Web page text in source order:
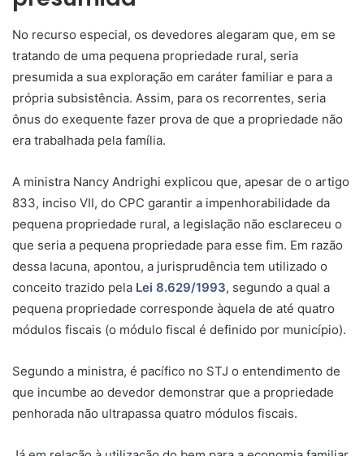
No recurso especial, os devedores alegaram que, em se
tratando de uma pequena propriedade rural, seria
presumida a sua exploração em caráter familiar e para a
própria subsistência. Assim, para os recorrentes, seria
ônus do exequente fazer prova de que a propriedade não
era trabalhada pela família.
A ministra Nancy Andrighi explicou que, apesar de o artigo
833, inciso VII, do CPC garantir a impenhorabilidade da
pequena propriedade rural, a legislação não esclareceu o
que seria a pequena propriedade para esse fim. Em razão
dessa lacuna, apontou, a jurisprudência tem utilizado o
conceito trazido pela Lei 8.629/1993, segundo a qual a
pequena propriedade corresponde àquela de até quatro
módulos fiscais (o módulo fiscal é definido por município).
Segundo a ministra, é pacífico no STJ o entendimento de
que incumbe ao devedor demonstrar que a propriedade
penhorada não ultrapassa quatro módulos fiscais.